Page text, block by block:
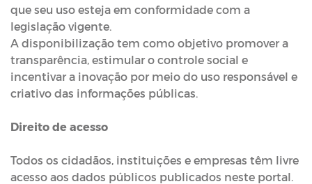
que seu uso esteja em conformidade com a
legislação vigente.
A disponibilização tem como objetivo promover a
transparência, estimular o controle social e
incentivar a inovação por meio do uso responsável e
criativo das informações públicas.
Direito de acesso
Todos os cidadãos, instituições e empresas têm livre
acesso aos dados públicos publicados neste portal.